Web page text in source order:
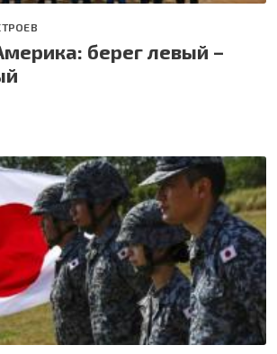
берег левый –